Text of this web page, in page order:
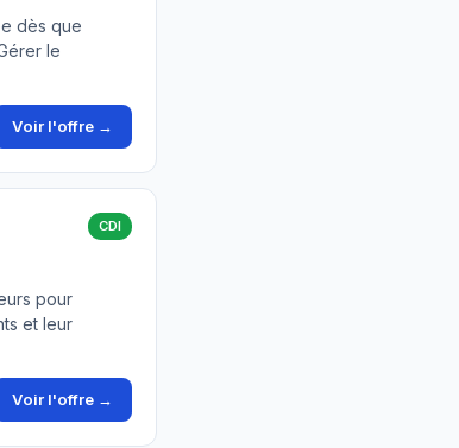
dès que
le
Voir l'offre →
CDI
pour
et leur
Voir l'offre →